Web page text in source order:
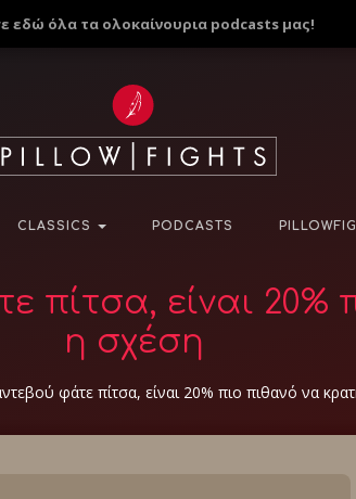
εδώ όλα τα ολοκαίνουρια podcasts μας!
CLASSICS PODCASTS
είναι 20%
η σχέση
φάτε πίτσα, είναι 20% πιο πιθανό να